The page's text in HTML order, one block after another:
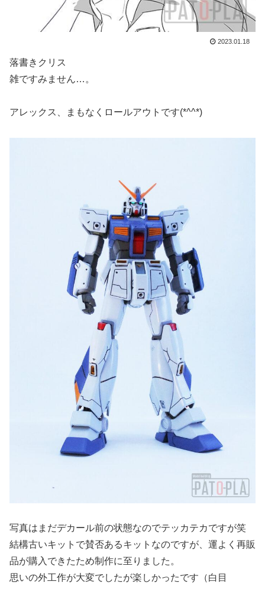
2023.01.18
落書きクリス
雑ですみません…。
アレックス、まもなくロールアウトです(*^^*)
写真はまだデカール前の状態なのでテッカテカですが笑
結構古いキットで賛否あるキットなのですが、運よく再販
品が購入できたため制作に至りました。
思いの外工作が大変でしたが楽しかったです（白目